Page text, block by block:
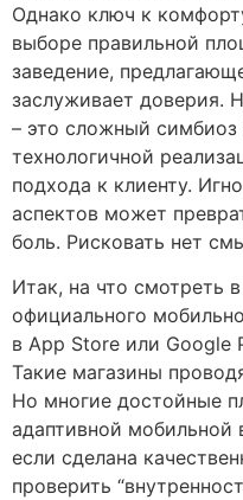
Однако ключ к
выборе правильной
заведение,
заслуживает доверия.
– это сложный симбиоз
технологичной
подхода к клиенту.
аспектов может
боль. Рисковать нет
Итак, на что смотреть
официального
в App Store или Google
Такие магазины
Но многие достойные
адаптивной мобильной
если сделана
проверить